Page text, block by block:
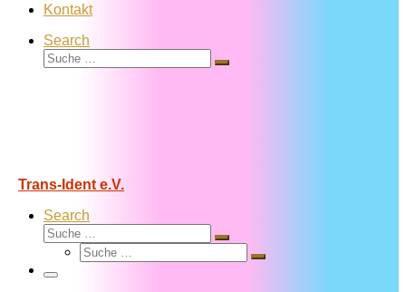
Kontakt
Search
Suche
Suche
Trans-Ident e.V.
Search
Suche
Suche
Suche
Suche
Menü